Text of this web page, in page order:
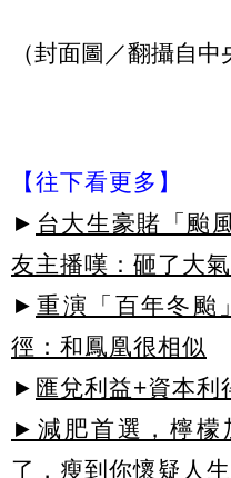
（封面圖／翻攝自中
【往下看更多】
► 台大生豪賭「颱
友主播嘆：砸了大
► 重演「百年冬颱
徑：和鳳凰很相似
► 匯兌利益+資本
►減肥首選，檸檬
了，瘦到你懷疑人生